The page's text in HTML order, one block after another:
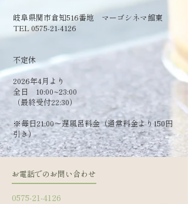
岐阜県関市倉知516番地 マーゴシネマ館東
TEL 0575-21-4126
​不定休
2026年4月より
全日 10:00~23:00
（最終受付22:30）
​※毎日21:00～遅風呂料金（通常料金より150円
引き）
お電話でのお問い合わせ
0575-21-4126